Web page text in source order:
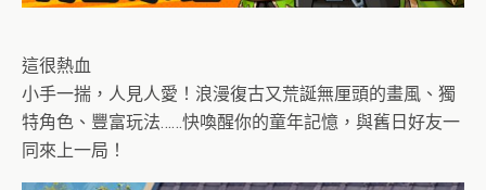
這很熱血
小手一揣，人見人愛！浪漫復古又荒誕無厘頭的畫風、獨
特角色、豐富玩法……快喚醒你的童年記憶，與舊日好友一
同來上一局！